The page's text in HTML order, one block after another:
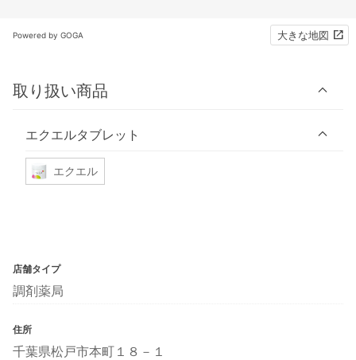
Powered by GOGA 大きな地図
取り扱い商品
エクエルタブレット
エクエル
店舗タイプ
調剤薬局
住所
千葉県松戸市本町１８－１